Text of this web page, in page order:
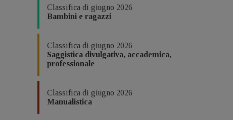
Classifica di giugno 2026
Bambini e ragazzi
Classifica di giugno 2026
Saggistica divulgativa, accademica,
professionale
Classifica di giugno 2026
Manualistica